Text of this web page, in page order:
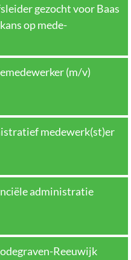
gezocht voor Baas
op mede-
(m/v)
medewerk(st)er
administratie
Reeuwijk